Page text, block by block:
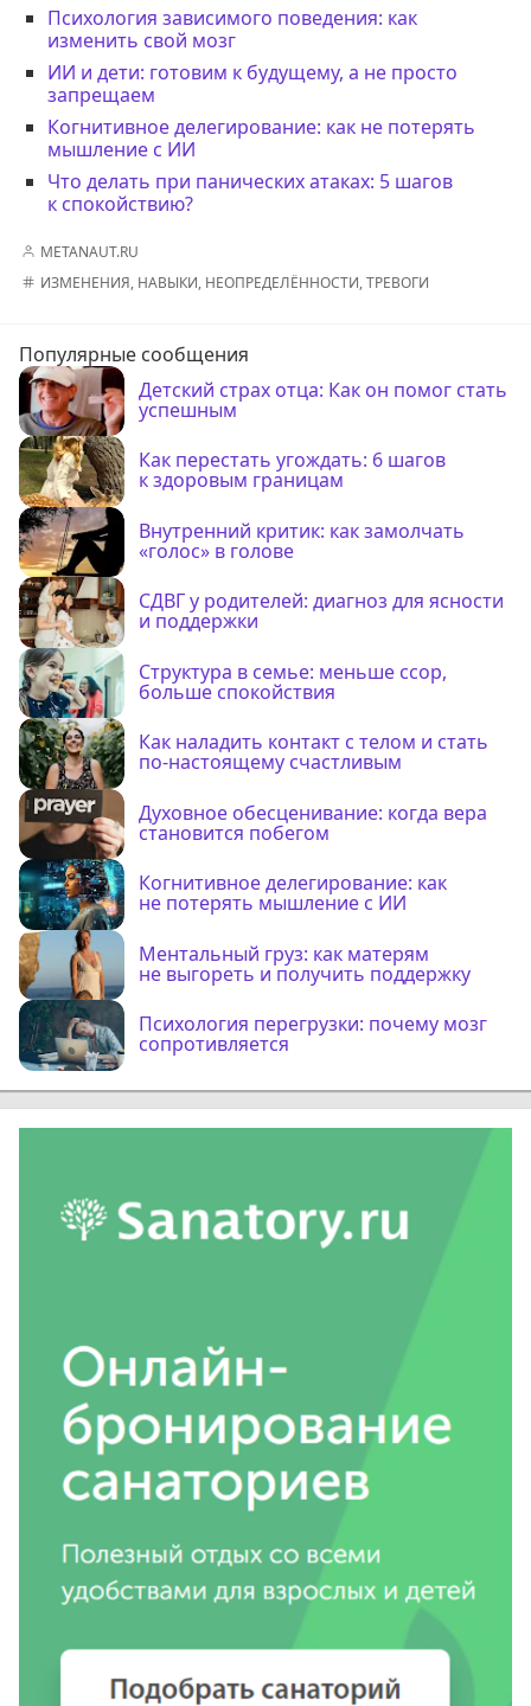
Психология зависимого поведения: как
изменить свой мозг
ИИ и дети: готовим к будущему, а не просто
запрещаем
Когнитивное делегирование: как не потерять
мышление с ИИ
Что делать при панических атаках: 5 шагов
к спокойствию?
METANAUT.RU
ИЗМЕНЕНИЯ, НАВЫКИ, НЕОПРЕДЕЛЁННОСТИ,ТРЕВОГИ
Популярные сообщения
Детский страх отца: Как он помог стать
успешным
Как перестать угождать: 6 шагов
к здоровым границам
Внутренний критик: как замолчать
«голос» в голове
СДВГ у родителей: диагноз для ясности
и поддержки
Структура в семье: меньше ссор,
больше спокойствия
Как наладить контакт с телом и стать
по-настоящему счастливым
Духовное обесценивание: когда вера
становится побегом
Когнитивное делегирование: как
не потерять мышление с ИИ
Ментальный груз: как матерям
не выгореть и получить поддержку
Психология перегрузки: почему мозг
сопротивляется